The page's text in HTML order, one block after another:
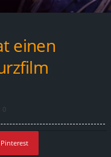
einen
0
Pinterest